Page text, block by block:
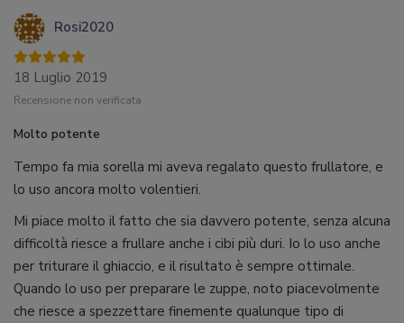
Rosi2020
18 Luglio 2019
Recensione non verificata
Molto potente
Tempo fa mia sorella mi aveva regalato questo frullatore, e
lo uso ancora molto volentieri.
Mi piace molto il fatto che sia davvero potente, senza alcuna
difficoltà riesce a frullare anche i cibi più duri. Io lo uso anche
per triturare il ghiaccio, e il risultato è sempre ottimale.
Quando lo uso per preparare le zuppe, noto piacevolmente
che riesce a spezzettare finemente qualunque tipo di